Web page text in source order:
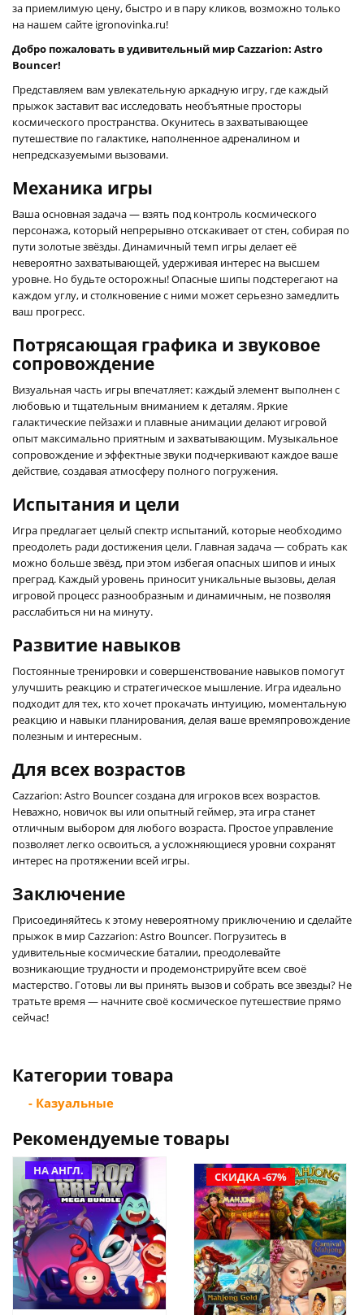
за приемлимую цену, быстро и в пару кликов, возможно только
на нашем сайте igronovinka.ru!
Добро пожаловать в удивительный мир Cazzarion: Astro
Bouncer!
Представляем вам увлекательную аркадную игру, где каждый
прыжок заставит вас исследовать необъятные просторы
космического пространства. Окунитесь в захватывающее
путешествие по галактике, наполненное адреналином и
непредсказуемыми вызовами.
Механика игры
Ваша основная задача — взять под контроль космического
персонажа, который непрерывно отскакивает от стен, собирая по
пути золотые звёзды. Динамичный темп игры делает её
невероятно захватывающей, удерживая интерес на высшем
уровне. Но будьте осторожны! Опасные шипы подстерегают на
каждом углу, и столкновение с ними может серьезно замедлить
ваш прогресс.
Потрясающая графика и звуковое
сопровождение
Визуальная часть игры впечатляет: каждый элемент выполнен с
любовью и тщательным вниманием к деталям. Яркие
галактические пейзажи и плавные анимации делают игровой
опыт максимально приятным и захватывающим. Музыкальное
сопровождение и эффектные звуки подчеркивают каждое ваше
действие, создавая атмосферу полного погружения.
Испытания и цели
Игра предлагает целый спектр испытаний, которые необходимо
преодолеть ради достижения цели. Главная задача — собрать как
можно больше звёзд, при этом избегая опасных шипов и иных
преград. Каждый уровень приносит уникальные вызовы, делая
игровой процесс разнообразным и динамичным, не позволяя
расслабиться ни на минуту.
Развитие навыков
Постоянные тренировки и совершенствование навыков помогут
улучшить реакцию и стратегическое мышление. Игра идеально
подходит для тех, кто хочет прокачать интуицию, моментальную
реакцию и навыки планирования, делая ваше времяпровождение
полезным и интересным.
Для всех возрастов
Cazzarion: Astro Bouncer создана для игроков всех возрастов.
Неважно, новичок вы или опытный геймер, эта игра станет
отличным выбором для любого возраста. Простое управление
позволяет легко освоиться, а усложняющиеся уровни сохранят
интерес на протяжении всей игры.
Заключение
Присоединяйтесь к этому невероятному приключению и сделайте
прыжок в мир Cazzarion: Astro Bouncer. Погрузитесь в
удивительные космические баталии, преодолевайте
возникающие трудности и продемонстрируйте всем своё
мастерство. Готовы ли вы принять вызов и собрать все звезды? Не
тратьте время — начните своё космическое путешествие прямо
сейчас!
Категории товара
- Казуальные
Рекомендуемые товары
НА АНГЛ. СКИДКА -67%